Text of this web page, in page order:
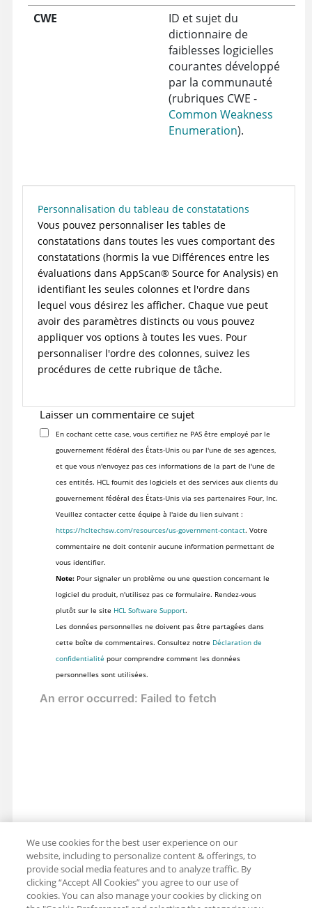
CWE
ID et sujet du
dictionnaire de
faiblesses logicielles
courantes développé
par la communauté
(rubriques CWE -
Common Weakness
Enumeration).
Personnalisation du tableau de constatations
Vous pouvez personnaliser les tables de
constatations dans toutes les vues comportant des
constatations (hormis la vue Différences entre les
évaluations dans AppScan® Source for Analysis) en
identifiant les seules colonnes et l'ordre dans
lequel vous désirez les afficher. Chaque vue peut
avoir des paramètres distincts ou vous pouvez
appliquer vos options à toutes les vues. Pour
personnaliser l'ordre des colonnes, suivez les
procédures de cette rubrique de tâche.
Laisser un commentaire ce sujet
En cochant cette case, vous certifiez ne PAS être employé par le
gouvernement fédéral des États-Unis ou par l'une de ses agences,
et que vous n'envoyez pas ces informations de la part de l'une de
ces entités. HCL fournit des logiciels et des services aux clients du
gouvernement fédéral des États-Unis via ses partenaires Four, Inc.
Veuillez contacter cette équipe à l'aide du lien suivant :
https://hcltechsw.com/resources/us-government-contact. Votre
commentaire ne doit contenir aucune information permettant de
vous identifier.
Note:Pour signaler un problème ou une question concernant le
logiciel du produit, n'utilisez pas ce formulaire. Rendez-vous
plutôt sur le site HCL Software Support.
Les données personnelles ne doivent pas être partagées dans
cette boîte de commentaires. Consultez notre Déclaration de
confidentialité pour comprendre comment les données
personnelles sont utilisées.
We use cookies for the best user experience on our
website, including to personalize content & offerings, to
provide social media features and to analyze traffic. By
clicking “Accept All Cookies” you agree to our use of
cookies. You can also manage your cookies by clicking on